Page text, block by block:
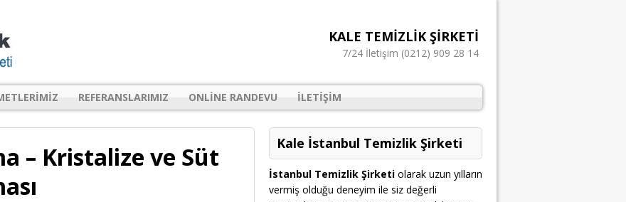
KALE TEMIZLIK ŞIRKETI
7/24 İletişim (0212) 909 28 14
REFERANSLARIMIZ ONLINE RANDEVU ILETIŞIM
– Kristalize ve Süt
Kale İstanbul Temizlik Şirketi
İstanbul Temizlik Şirketi olarak uzun yılların
vermiş olduğu deneyim ile siz değerli